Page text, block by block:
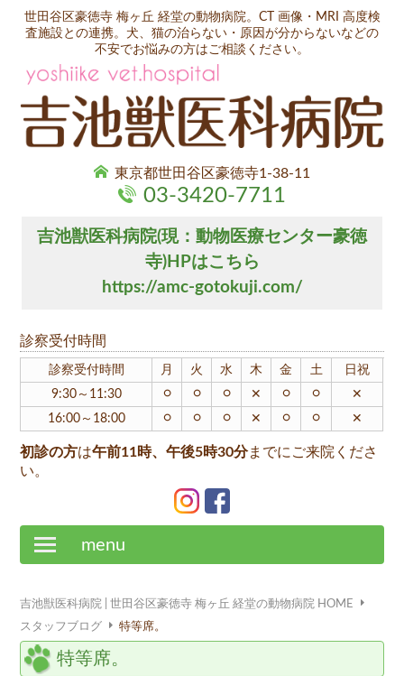
世田谷区豪徳寺 梅ヶ丘 経堂の動物病院。CT 画像・MRI 高度検
査施設との連携。犬、猫の治らない・原因が分からないなどの
不安でお悩みの方はご相談ください。
東京都世田谷区豪徳寺1-38-11
03-3420-7711
吉池獣医科病院(現：動物医療センター豪徳
寺)HPはこちら
https://amc-gotokuji.com/
診察受付時間
診察受付時間 月 火 水 木 金 土
日祝
9:30～11:30
○ ○ ○ ✕ ○ ○
✕
16:00～18:00
○ ○ ○ ✕ ○ ○ ✕
初診の方は午前11時、午後5時30分までにご来院くださ
い。
menu
吉池獣医科病院 | 世田谷区豪徳寺 梅ヶ丘 経堂の動物病院 HOME
スタッフブログ
特等席。
特等席。